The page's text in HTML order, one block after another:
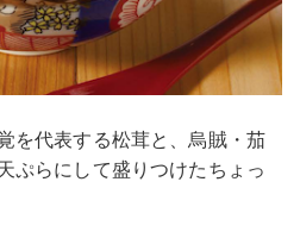
を代表する松茸と、烏賊・茄
ぷらにして盛りつけたちょっ